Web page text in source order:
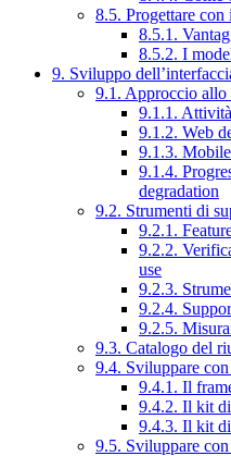
8.5. Progettare
8.5.1.
8.5.2. I
9. Sviluppo
9.1. Approccio allo
9.1.1.
9.1.2. Web
9.1.3.
9.1.4.
degradation
9.2. Strumenti di
9.2.1.
9.2.2.
use
9.2.3.
9.2.4.
9.2.5.
9.3. Catalogo del
9.4. Sviluppare
9.4.1. Il
9.4.2. Il kit
9.4.3. Il kit
9.5. Sviluppare